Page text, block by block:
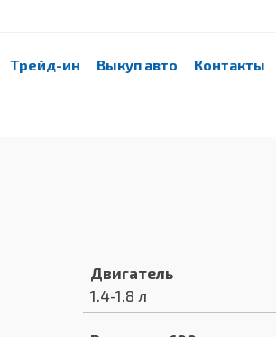
Трейд-ин Выкуп авто Контакты
Двигатель
1.4-1.8 л